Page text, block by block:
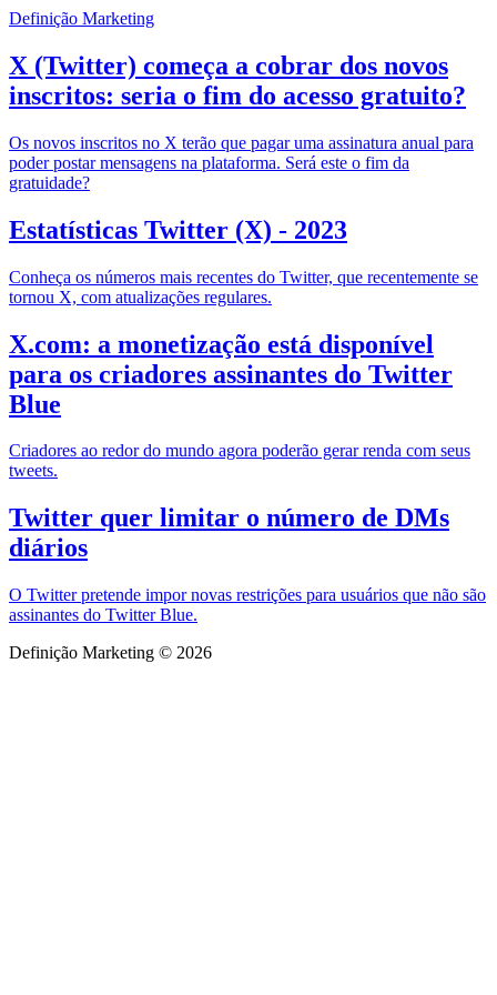
Definição Marketing
X (Twitter) começa a cobrar dos novos
inscritos: seria o fim do acesso gratuito?
Os novos inscritos no X terão que pagar uma assinatura anual para
poder postar mensagens na plataforma. Será este o fim da
gratuidade?
Estatísticas Twitter (X) - 2023
Conheça os números mais recentes do Twitter, que recentemente se
tornou X, com atualizações regulares.
X.com: a monetização está disponível
para os criadores assinantes do Twitter
Blue
Criadores ao redor do mundo agora poderão gerar renda com seus
tweets.
Twitter quer limitar o número de DMs
diários
O Twitter pretende impor novas restrições para usuários que não são
assinantes do Twitter Blue.
Definição Marketing © 2026